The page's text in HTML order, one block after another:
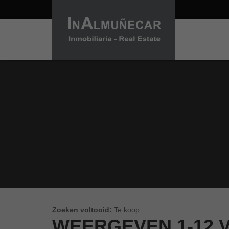
Zoeken voltooid: Te koop